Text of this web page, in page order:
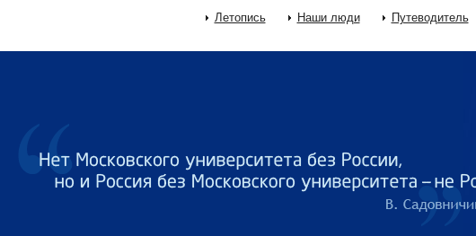
Главное меню
Летопись Наши люди Путеводитель